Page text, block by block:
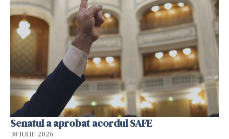
Senatul a aprobat acordul SAFE
30 IULIE 2026